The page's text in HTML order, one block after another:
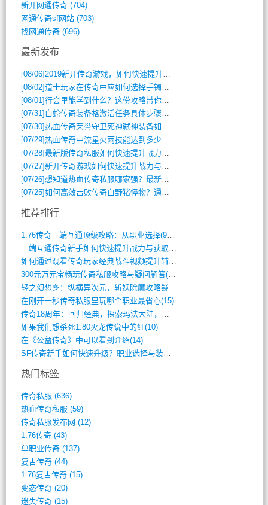
新开网通传奇(704)
网通传奇sf网站(703)
找网通传奇(696)
最新发布
[08/06]2019新开传奇游戏，如何快速提升角色等级？
[08/02]道士玩家在传奇中应如何选择手镯装备？
[08/01]行会里能学到什么？这份攻略带你全掌握
[07/31] 白蛇传奇装备格激活任务具体步骤是什么？如何完成？
[07/30]热血传奇荣誉守卫死神弑神装备如何获取与佩戴攻略？
[07/29]热血传奇中流星火雨技能达到多少级可以开始练装备？
[07/28]最新版传奇私服如何快速提升战力与获取稀有装备？
[07/27]新开传奇游戏如何快速提升战力与获取稀有装备？
[07/26]想知道热血传奇私服哪家强？最新排行榜攻略全解析
[07/25]如何高效击败传奇白野猪怪物？通关技巧全解析
推荐排行
1.76传奇三端互通顶级攻略：从职业选择(972)
三端互通传奇新手如何快速提升战力与获取稀(379)
如何通过观看传奇玩家经典战斗视频提升辅助(661)
300元万元宝畅玩传奇私服攻略与疑问解答(828)
轻之幻想乡：纵横异次元，斩妖除魔攻略疑云(404)
在刚开一秒传奇私服里玩哪个职业最省心(15)
传奇18周年：回归经典，探索玛法大陆，寻(798)
如果我们想杀死1.80火龙传说中的红(10)
在《公益传奇》中可以看到介绍(14)
SF传奇新手如何快速升级？职业选择与装备(711)
热门标签
传奇私服 (636)
热血传奇私服 (59)
传奇私服发布网 (12)
1.76传奇(43)
单职业传奇(137)
复古传奇(44)
1.76复古传奇(15)
变态传奇(20)
迷失传奇(15)